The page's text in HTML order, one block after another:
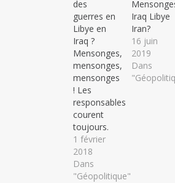
des
guerres en
Libye en
Iraq ?
Mensonges,
mensonges,
mensonges
! Les
responsables
courent
toujours.
1 février
2018
Dans
"Géopolitique"
Iraq Libye
Iran?
16 juin
2019
Dans